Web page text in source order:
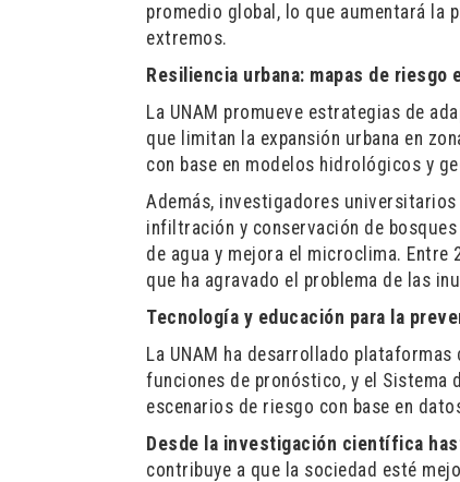
promedio global, lo que aumentará la
extremos.
Resiliencia urbana: mapas de
La UNAM promueve estrategias de
que limitan la expansión urbana en
con base en modelos hidrológicos y
Además, investigadores
infiltración y conservación de
de agua y mejora el microclima. Entre
que ha agravado el problema de las
Tecnología y educación para la
La UNAM ha desarrollado
funciones de pronóstico, y el Sistema
escenarios de riesgo con base en
Desde la investigación científica
contribuye a que la sociedad esté